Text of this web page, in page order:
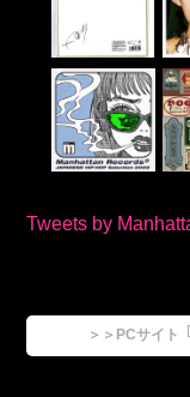
Tweets by
＞＞PCサイト